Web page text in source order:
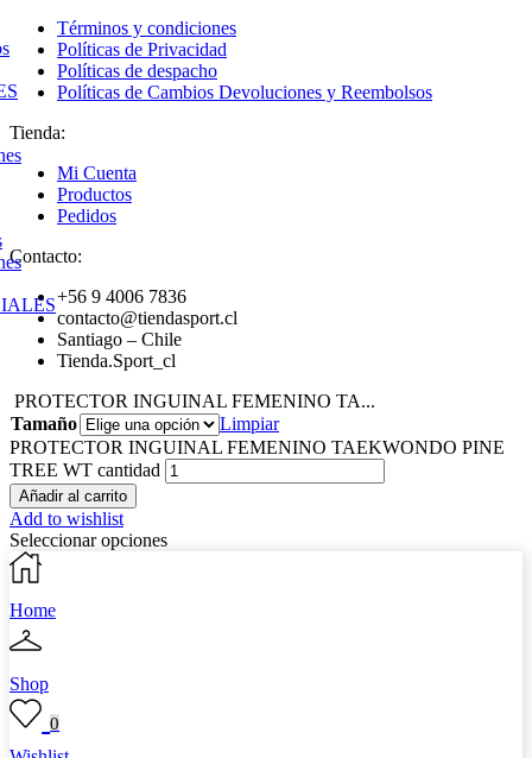
Términos y condiciones
Políticas de Privacidad
Políticas de despacho
Políticas de Cambios Devoluciones y Reembolsos
Tienda:
Mi Cuenta
Productos
Pedidos
Contacto:
+56 9 4006 7836
contacto@tiendasport.cl
Santiago – Chile
Tienda.Sport_cl
PROTECTOR INGUINAL FEMENINO TA...
Tamaño
Limpiar
PROTECTOR INGUINAL FEMENINO TAEKWONDO PINE
TREE WT cantidad
Añadir al carrito
Add to wishlist
Seleccionar opciones
Home
Shop
0